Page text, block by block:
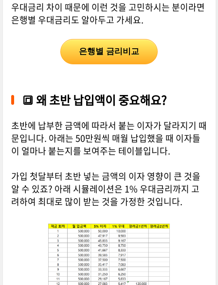
우대금리 차이 때문에 이런 것을 고민하시는 분이라면
은행별 우대금리도 알아두고 가세요.
은행별 금리비교
🔳 왜 초반 납입액이 중요해요?
초반에 납부한 금액에 따라서 붙는 이자가 달라지기 때
문입니다. 아래는 50만원씩 매월 납입했을 때 이자들
이 얼마나 붙는지를 보여주는 테이블입니다.
가입 첫달부터 초반 넣는 금액의 이자 영향이 큰 것을
알 수 있죠? 아래 시뮬레이션은 1% 우대금리까지 고
려하여 최대로 많이 받는 것을 가정한 것입니다.